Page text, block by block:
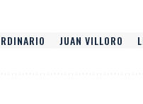
JUAN VILLORO